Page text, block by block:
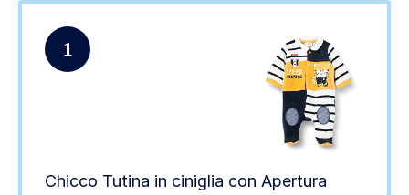
1
Chicco Tutina in ciniglia con Apertura